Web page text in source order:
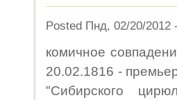
Posted Пнд, 02/20/2012
комичное
20.02.1816 -
"Сибирского